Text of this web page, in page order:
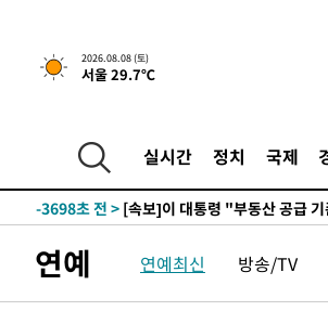
2026.08.08 (토)
서울 29.7℃
실시간 정치 국제
5시간 전 >[속보]규제합리화위원회 부위원장
-8387초 전 >
미 사업체 일자리, 7월에 2.3만
향수정 (2보)
-7835초 전 >
↓
-3698초 전 > [속보]이 대통령 "부동산 공급
드는 임시"
1시간 전 >
"낮 기온 소폭 하락"…수도권 폭염
1시간 전 >[속보]이 대통령, '호우피해' 안동·
연예 연예최신 방송/TV